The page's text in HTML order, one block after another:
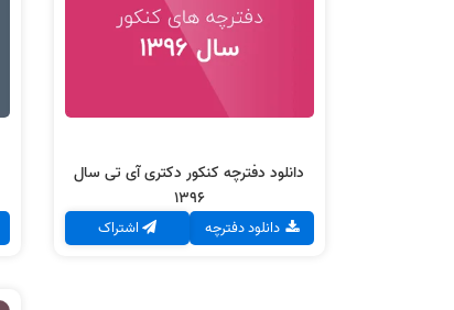
تی
سال 1396
دانلود دفترچه
دانلود دفترچه کنکور دکتری آی تی سال
1396
دانلود دفترچه اشتراک